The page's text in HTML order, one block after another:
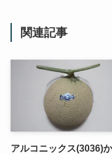
関連記事
アルコニックス(3036)